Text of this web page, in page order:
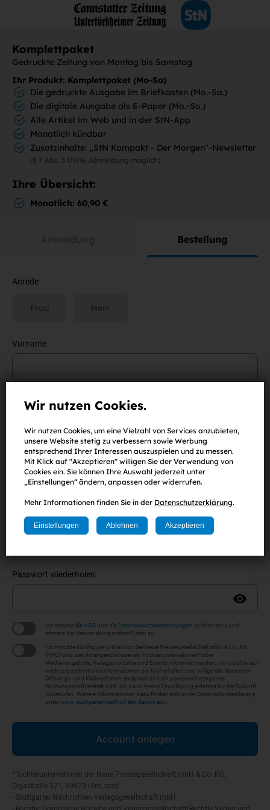
Komplettpaket
Gedruckte Zeitung von Montag bis Samstag
Ihr Produkt: Komplettpaket (Mo-Sa)
Die gedruckte Ausgabe im Briefkasten (Mo.-Sa.)
Die digitale Ausgabe als E-Paper (Mo.-So.)
Alle Artikel im Web und in der StN-App
Monatlich kündbar
Zusatzinhalte: „StN Kompakt - Der Morgen"-Newsletter
(§ 7 Abs. 3 UWG, Abmeldung möglich)
Ihre Übersicht:
Monatlich: 60,90 €
Bestellung
Anrede
Frau Herr
Vorname
Nachname
E-Mail-Adresse
mind. 8 Zeichen eine Zahl sowie ein Klein- undGroßbuchstabe
Passwort wiederholen
Ich nehme die AGB und die Datenschutzbestimmungen zur Kenntnis und
stimme der Verwendung meiner Daten zu.
Ich möchte künftig per E-Mail von der Neue Pressegesellschaft mbH & Co. KG
(NPG) und den ihr angeschlossenen Tochterunternehmen* über
Medienangebote, Verlagsprodukte und Events informiert werden. Ich möchte auf
mich zugeschnittene Informationen per Mail erhalten und willige ein, dass mein
Öffnungs- und Klickverhalten analysiert und ein personenbezogenes
Nutzungsprofil erstellt wird. Ich kann meine Einwilligung jederzeit für die Zukunft
widerrufen. Weitere Informationen dazu finden sich in der Datenschutzerklärung
unterwww.stuttgarter-nachrichten.de/privacy
Account anlegen
*Tochterunternehmen der Neue Pressegesellschaft mbH & Co. KG,
Olgastraße 121, 89073 Ulm, sind:
- Stuttgarter Nachrichten Verlagsgesellschaft mbH
Wir nutzen Cookies.
Wir nutzen Cookies, um eine Vielzahl von Services anzubieten,
unsere Website stetig zu verbessern sowie Werbung
entsprechend Ihrer Interessen auszuspielen und zu messen.
Mit Klick auf "Akzeptieren" willigen Sie der Verwendung von
Cookies ein. Sie können Ihre Auswahl jederzeit unter
„Einstellungen“ ändern, anpassen oder widerrufen.
Mehr Informationen finden Sie in der Datenschutzerklärung.
Einstellungen Ablehnen Akzeptieren